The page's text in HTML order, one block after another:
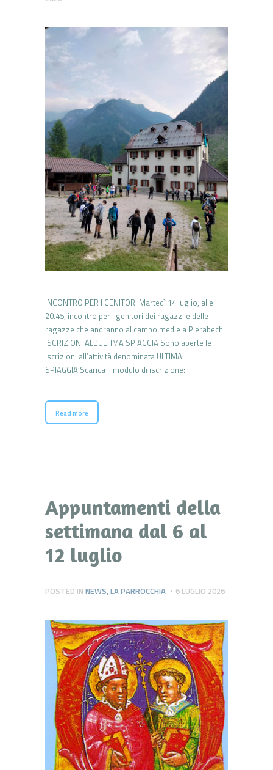
INCONTRO PER I GENITORI Martedì 14 luglio, alle
20.45, incontro per i genitori dei ragazzi e delle
ragazze che andranno al campo medie a Pierabech.
ISCRIZIONI ALL’ULTIMA SPIAGGIA Sono aperte le
iscrizioni all’attività denominata ULTIMA
SPIAGGIA.Scarica il modulo di iscrizione:
Read more
Appuntamenti della
settimana dal 6 al
12 luglio
POSTED IN NEWS,LA PARROCCHIA 6 LUGLIO 2026